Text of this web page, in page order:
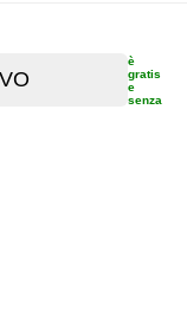
è
gratis
e
senza